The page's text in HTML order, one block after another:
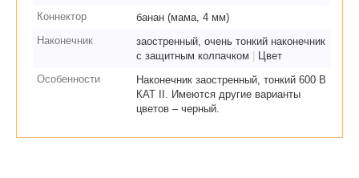
Коннектор
банан (мама, 4 мм)
Наконечник
заостренный, очень тонкий наконечник
с защитным колпачком
Цвет
Особенности
Наконечник заостренный, тонкий 600 В
КАТ II. Имеются другие варианты
цветов – черный.